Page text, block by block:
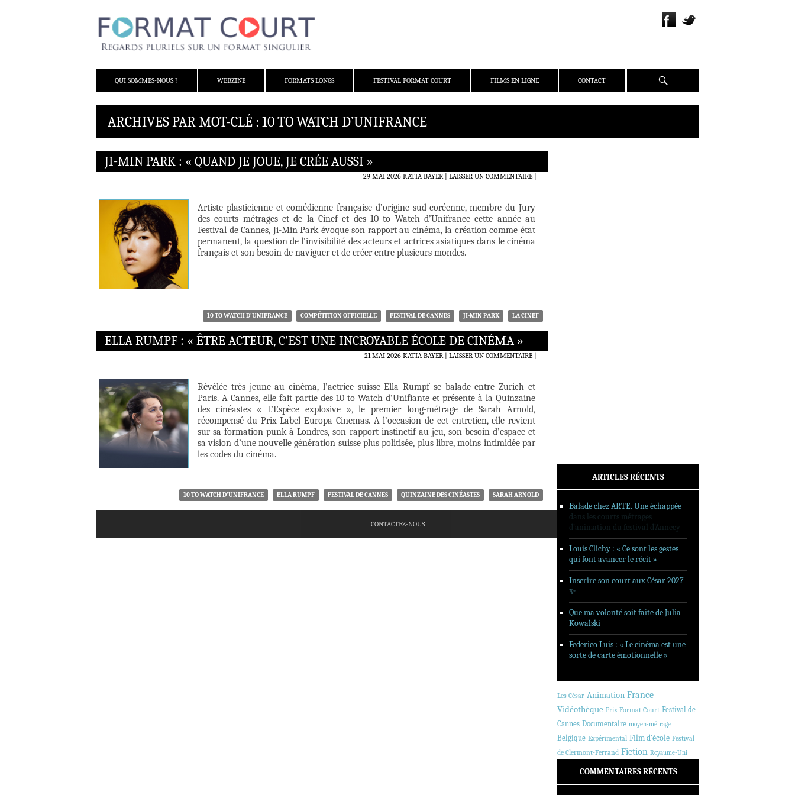
QUI SOMMES-NOUS ?
WEBZINE FORMATS LONGS FESTIVAL FORMAT COURT FILMS EN LIGNE CONTACT Recherche
ARCHIVES PAR MOT-CLÉ : 10 TO WATCH D’UNIFRANCE
JI-MIN PARK : « QUAND JE JOUE, JE CRÉE AUSSI »
29 MAI 2026 KATIA BAYER LAISSER UN COMMENTAIRE|
Artiste plasticienne et comédienne française d’origine sud-coréenne, membre du Jury
des courts métrages et de la Cinef et des 10 to Watch d’Unifrance cette année au
Festival de Cannes, Ji-Min Park évoque son rapport au cinéma, la création comme état
permanent, la question de l’invisibilité des acteurs et actrices asiatiques dans le cinéma
français et son besoin de naviguer et de créer entre plusieurs mondes.
10 TO WATCH D’UNIFRANCE COMPÉTITION OFFICIELLE FESTIVAL DE CANNES JI-MIN PARK LA CINEF
ELLA RUMPF : « ÊTRE ACTEUR, C’EST UNE INCROYABLE ÉCOLE DE CINÉMA »
21 MAI 2026 KATIA BAYER LAISSER UN COMMENTAIRE|
Révélée très jeune au cinéma, l’actrice suisse Ella Rumpf se balade entre Zurich et
Paris. A Cannes, elle fait partie des 10 to Watch d’Unifiante et présente à la Quinzaine
des cinéastes « L’Espèce explosive », le premier long-métrage de Sarah Arnold,
récompensé du Prix Label Europa Cinemas. A l’occasion de cet entretien, elle revient
sur sa formation punk à Londres, son rapport instinctif au jeu, son besoin d’espace et
sa vision d’une nouvelle génération suisse plus politisée, plus libre, moins intimidée par
les codes du cinéma.
10 TO WATCH D’UNIFRANCE ELLA RUMPF FESTIVAL DE CANNES QUINZAINE DES CINÉASTES SARAH ARNOLD
ARTICLES RÉCENTS
Balade chez ARTE. Une échappée
dans les courts métrages
d’animation du festival d’Annecy
Louis Clichy : « Ce sont les gestes
qui font avancer le récit »
Inscrire son court aux César 2027
✨
Que ma volonté soit faite de Julia
Kowalski
Federico Luis : « Le cinéma est une
sorte de carte émotionnelle »
Les César Animation France
Vidéothèque Prix Format Court Festival de
Cannes Documentaire moyen-métrage
Belgique Expérimental Film d'école Festival
de Clermont-Ferrand Fiction Royaume-Uni
COMMENTAIRES RÉCENTS
CONTACTEZ-NOUS